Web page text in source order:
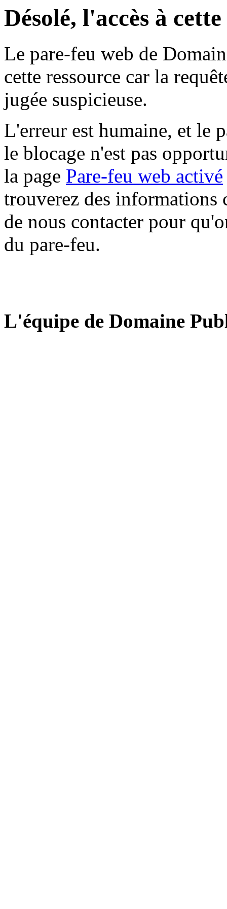
Désolé, l'accès à
Le pare-feu web de
cette ressource car la
jugée suspicieuse.
L'erreur est humaine, et le
le blocage n'est pas
la page Pare-feu web activé
trouverez des informations
de nous contacter pour
du pare-feu.
L'équipe de Domaine